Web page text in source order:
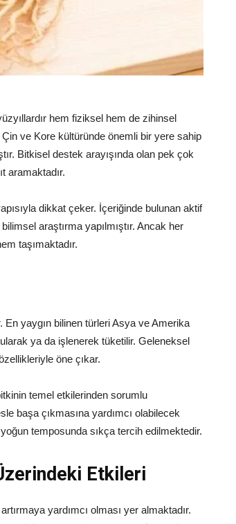
hem fiziksel hem de zihinsel
ve Kore kültüründe önemli bir yere sahip
Bitkisel destek arayışında olan pek çok
aramaktadır.
dikkat çeker. İçeriğinde bulunan aktif
araştırma yapılmıştır. Ancak her
taşımaktadır.
En yaygın bilinen türleri Asya ve Amerika
ya da işlenerek tüketilir. Geleneksel
öne çıkar.
temel etkilerinden sorumlu
başa çıkmasına yardımcı olabilecek
temposunda sıkça tercih edilmektedir.
Etkileri
yardımcı olması yer almaktadır.